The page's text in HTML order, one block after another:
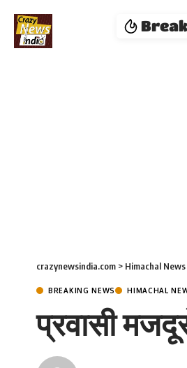
crazynewsindia.com > Himachal News
BREAKING NEWS HIMACHAL
प्रवासी